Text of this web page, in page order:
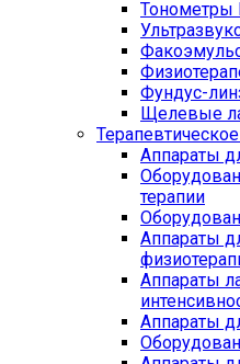
Фундус-
Щелевые
Аппараты
терапии
Аппараты
Аппараты
Аппараты